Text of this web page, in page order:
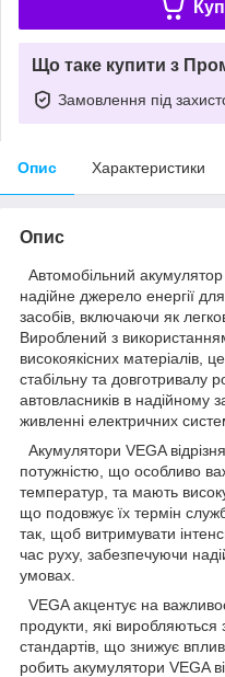
Що таке купити з
Замовлення під
Опис Характеристики
Опис
Автомобільний
надійне джерело енергії
засобів, включаючи як
Вироблений з
високоякісних матеріалів,
стабільну та довготривалу
автовласників в надійному
живленні електричних
Акумулятори VEGA
потужністю, що особливо
температур, та мають високу
що подовжує їх термін
так, щоб витримувати
час руху, забезпечуючи
умовах.
VEGA акцентує на
продукти, які
стандартів, що знижує
робить акумулятори VEGA